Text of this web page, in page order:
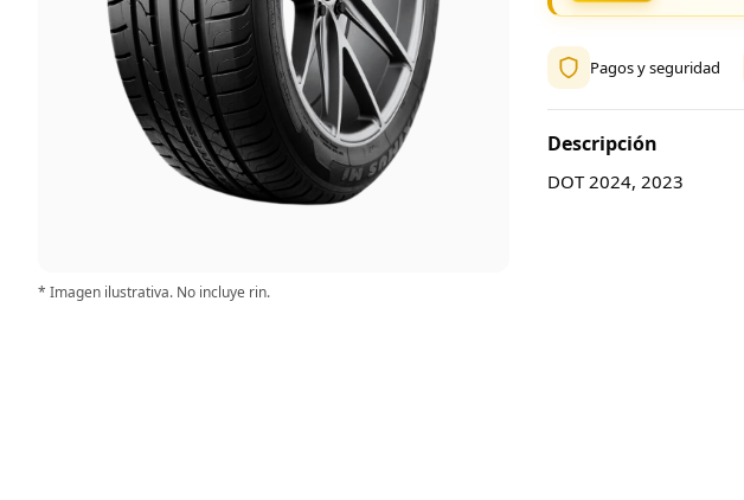
* Imagen ilustrativa. No incluye rin.
Pagos y seguridad
Descripción
DOT 2024, 2023